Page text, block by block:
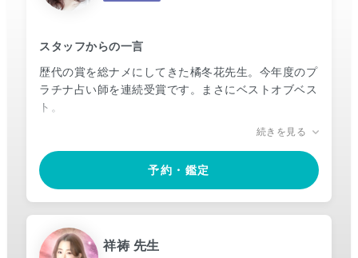
どのようなお悩みでも安心してお話ください。寧子先
スタッフからの一言
歴代の賞を総ナメにしてきた橘冬花先生。今年度のプ
ラチナ占い師を連続受賞です。まさにベストオブベス
ト。
や願いを実現させてきました。
通りになる」など...口コミは信頼で溢れかえり“人生
の転機に橘冬花あり”です。
続きを見る
予約・鑑定
祥祷 先生